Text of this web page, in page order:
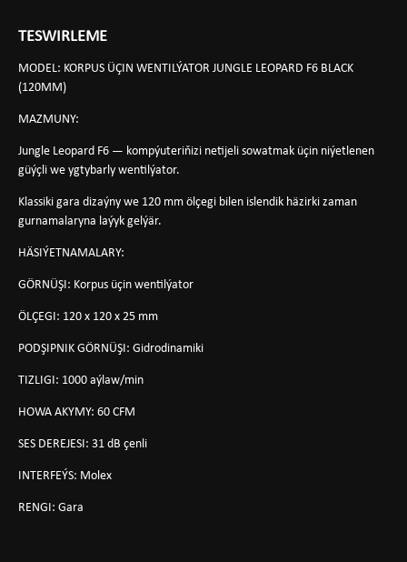
TESWIRLEME
MODEL: KORPUS ÜÇIN WENTILÝATOR JUNGLE LEOPARD F6 BLACK
(120MM)
MAZMUNY:
Jungle Leopard F6 — kompýuteriňizi netijeli sowatmak üçin niýetlenen
güýçli we ygtybarly wentilýator.
Klassiki gara dizaýny we 120 mm ölçegi bilen islendik häzirki zaman
gurnamalaryna laýyk gelýär.
HÄSIÝETNAMALARY:
GÖRNÜŞI: Korpus üçin wentilýator
ÖLÇEGI: 120 x 120 x 25 mm
PODŞIPNIK GÖRNÜŞI: Gidrodinamiki
TIZLIGI: 1000 aýlaw/min
HOWA AKYMY: 60 CFM
SES DEREJESI: 31 dB çenli
INTERFEÝS: Molex
RENGI: Gara